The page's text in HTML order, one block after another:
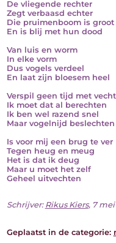
De vliegende rechter
Zegt verbaasd echter
Die pruimenboom is groot
En is blij met hun dood
Van luis en worm
In elke vorm
Dus vogels verdeel
En laat zijn bloesem heel
Verspil geen tijd met
Ik moet dat al berechten
Ik ben wel razend snel
Maar vogelnijd beslechten
Is voor mij een brug te ver
Tegen heug en meug
Het is dat ik deug
Maar u moet het zelf
Geheel uitvechten
Schrijver: Rikus Kiers, 7
Geplaatst in de categorie: